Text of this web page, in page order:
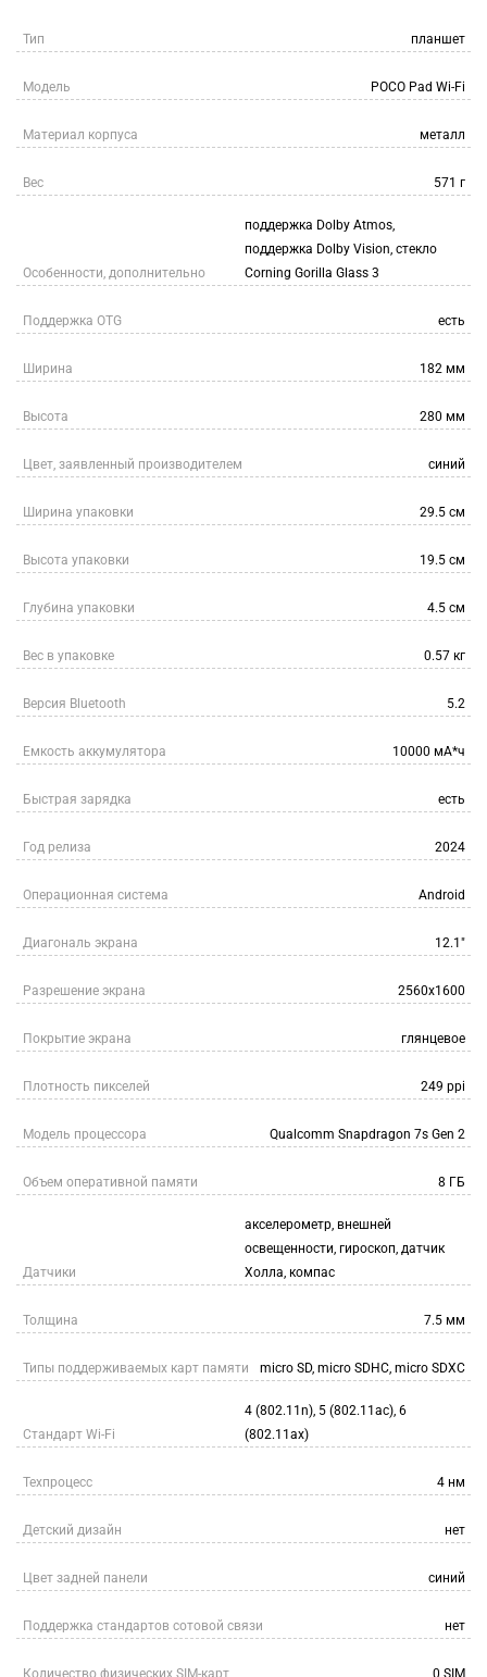
Тип планшет
Модель POCO Pad Wi-Fi
Материал корпуса металл
Вес 571 г
Особенности, дополнительно
поддержка Dolby Atmos,
поддержка Dolby Vision, стекло
Corning Gorilla Glass 3
Поддержка OTG есть
Ширина 182 мм
Высота 280 мм
Цвет, заявленный производителем синий
Ширина упаковки 29.5 см
Высота упаковки 19.5 см
Глубина упаковки 4.5 см
Вес в упаковке 0.57 кг
Версия Bluetooth 5.2
Емкость аккумулятора 10000 мА*ч
Быстрая зарядка есть
Год релиза 2024
Операционная система Android
Диагональ экрана 12.1"
Разрешение экрана 2560x1600
Покрытие экрана глянцевое
Плотность пикселей 249 ppi
Модель процессора Qualcomm Snapdragon 7s Gen 2
Объем оперативной памяти 8 ГБ
Датчики
акселерометр, внешней
освещенности, гироскоп, датчик
Холла, компас
Толщина 7.5 мм
Типы поддерживаемых карт памяти micro SD, micro SDHC, micro SDXC
Стандарт Wi-Fi
4 (802.11n), 5 (802.11ac), 6
(802.11ax)
Техпроцесс 4 нм
Детский дизайн нет
Цвет задней панели синий
Поддержка стандартов сотовой связи нет
Количество физических SIM-карт 0 SIM